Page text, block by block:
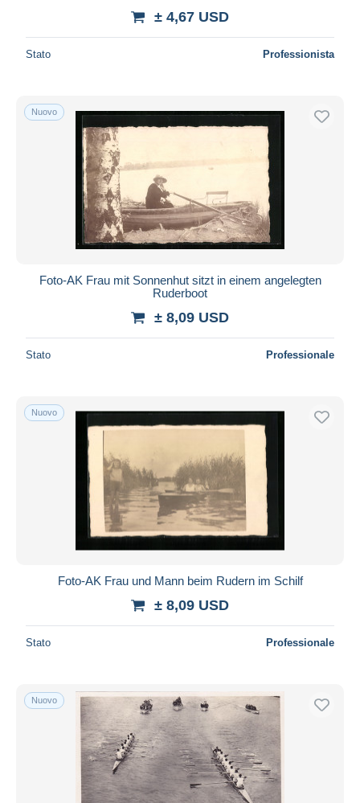
± 4,67 USD
Stato Professionista
Nuovo
Foto-AK Frau mit Sonnenhut sitzt in einem angelegten
Ruderboot
± 8,09 USD
Stato Professionale
Nuovo
Foto-AK Frau und Mann beim Rudern im Schilf
± 8,09 USD
Stato Professionale
Nuovo